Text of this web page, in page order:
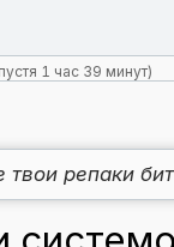
1 час 39 минут)
твои репаки